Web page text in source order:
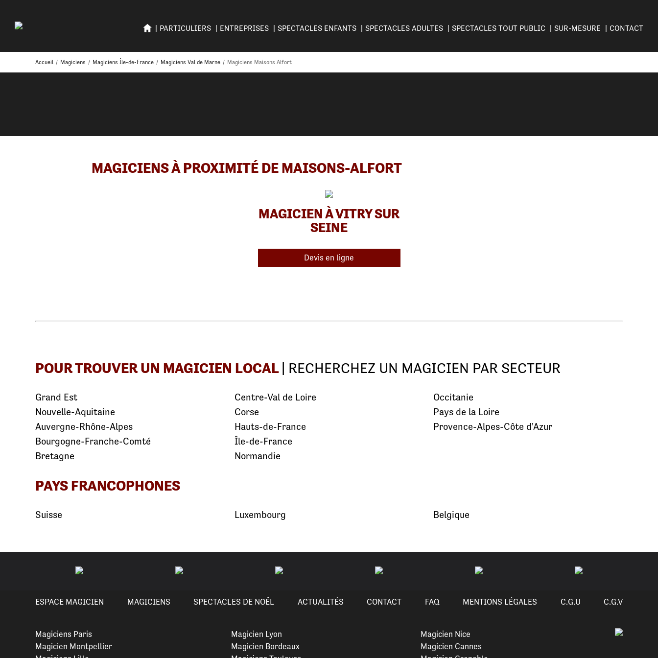
PARTICULIERS ENTREPRISES SPECTACLES ENFANTS SPECTACLES ADULTES SPECTACLES TOUT PUBLIC SUR-MESURE CONTACT
Accueil / Magiciens / Magiciens Île-de-France / Magiciens Val de Marne / Magiciens Maisons Alfort
MAGICIENS À PROXIMITÉ DE MAISONS-ALFORT
MAGICIEN À VITRY SUR
SEINE
Devis en ligne
POUR TROUVER UN MAGICIEN LOCAL | RECHERCHEZ UN MAGICIEN PAR SECTEUR
Grand Est
Nouvelle-Aquitaine
Auvergne-Rhône-Alpes
Bourgogne-Franche-Comté
Bretagne
Centre-Val de Loire
Corse
Hauts-de-France
Île-de-France
Normandie
Occitanie
Pays de la Loire
Provence-Alpes-Côte d'Azur
PAYS FRANCOPHONES
Suisse Luxembourg Belgique
ESPACE MAGICIEN MAGICIENS SPECTACLES DE NOËL ACTUALITÉS CONTACT FAQ MENTIONS LÉGALES C.G.U C.G.V
Magiciens Paris
Magicien Montpellier
Magicien Lyon
Magicien Bordeaux
Magicien Nice
Magicien Cannes